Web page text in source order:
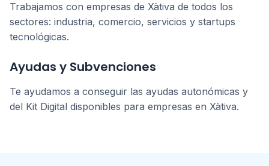
Trabajamos con empresas de Xàtiva de todos los
sectores: industria, comercio, servicios y startups
tecnológicas.
Ayudas y Subvenciones
Te ayudamos a conseguir las ayudas autonómicas y
del Kit Digital disponibles para empresas en Xàtiva.